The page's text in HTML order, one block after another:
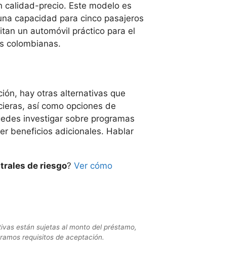
calidad-precio. Este modelo es
capacidad para cinco pasajeros
un automóvil práctico para el
colombianas.
hay otras alternativas que
así como opciones de
investigar sobre programas
beneficios adicionales. Hablar
de riesgo? Ver cómo
están sujetas al monto del préstamo,
requisitos de aceptación.